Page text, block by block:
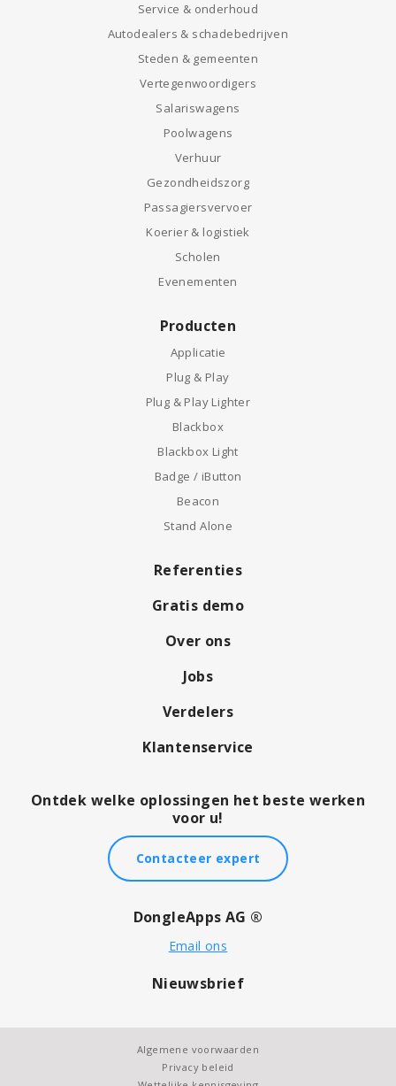
Service & onderhoud
Autodealers & schadebedrijven
Steden & gemeenten
Vertegenwoordigers
Salariswagens
Poolwagens
Verhuur
Gezondheidszorg
Passagiersvervoer
Koerier & logistiek
Scholen
Evenementen
Producten
Applicatie
Plug & Play
Plug & Play Lighter
Blackbox
Blackbox Light
Badge / iButton
Beacon
Stand Alone
Referenties
Gratis demo
Over ons
Jobs
Verdelers
Klantenservice
Ontdek welke oplossingen het beste werken
voor u!
Contacteer expert
DongleApps AG ®
Email ons
Nieuwsbrief
Algemene voorwaarden
Privacy beleid